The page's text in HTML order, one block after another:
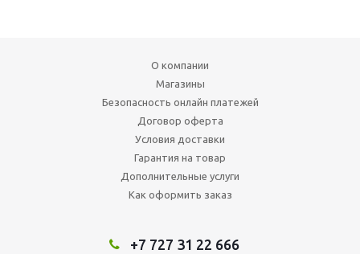
О компании
Магазины
Безопасность онлайн платежей
Договор оферта
Условия доставки
Гарантия на товар
Дополнительные услуги
Как оформить заказ
+7 727 31 22 666